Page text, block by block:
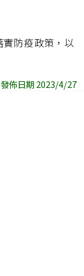
防疫政策，以
發佈日期 2023/4/27